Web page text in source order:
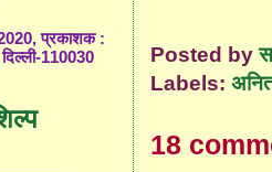
Posted by
Labels:
18
प्रकाशक :
110030